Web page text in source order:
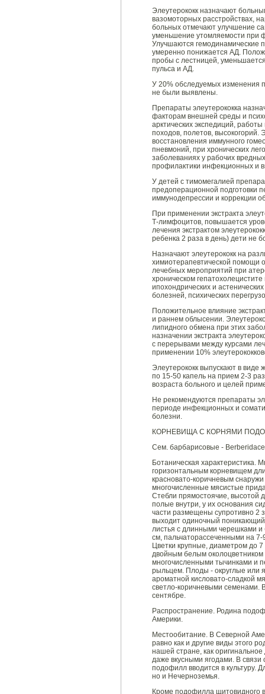
Элеутерококк назначают
вазомоторных расстройствах,
больных отмечают улучшение
уменьшение утомляемости при
Улучшаются гемодинамические
умеренно понижается АД.
пробы с лестницей,
пульса и АД.
У 20% обследуемых изменения
не были выявлены.
Препараты элеутерококка
факторам внешней среды и
арктических экспедиций,
походов, полетов, высокогорий.
восстановления иммунного
пневмоний, при хронических
заболеваниях у рабочих
профилактики инфекционных и
У детей с тимомегалией
предоперационной подготовки
иммунодепрессии и коррекции
При применении экстракта
Т-лимфоцитов, повышается
лечения экстрактом
ребенка 2 раза в день) дети не
Назначают элеутерококк на
химиотерапевтической помощи
лечебных мероприятий при
хроническом
ипохондрических и
болезней, психических
Положительное влияние
и раннем облысении.
липидного обмена при этих
назначении экстракта
с перерывами между курсами
применении 10%
Элеутерококк выпускают в виде
по 15-50 капель на прием 2-3
возраста больного и целей
Не рекомендуются препараты
периоде инфекционных и
болезни.
КОРНЕВИЩА С КОРНЯМИ
Сем. барбарисовые -
Ботаническая характеристика.
горизонтальным корневищем
красновато-коричневым
многочисленные мясистые
Стебли прямостоячие, высотой
полые внутри, у их основания
части размещены супротивно 2
выходит одиночный поникающий
листья с длинными черешками
см, пальчаторассеченными на 7-
Цветки крупные, диаметром до
двойным белым околоцветником
многочисленными тычинками и
рыльцем. Плоды - округлые или
ароматной кисловато-сладкой
светло-коричневыми семенами.
сентябре.
Распространение. Родина
Америки.
Местообитание. В Северной
равно как и другие виды этого
нашей стране, как
даже вкусными ягодами. В
подофилл вводится в культуру.
но и Нечерноземья.
Кроме подофилла щитовидного